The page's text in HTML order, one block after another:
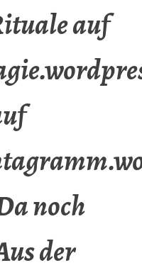
auf
noch
der